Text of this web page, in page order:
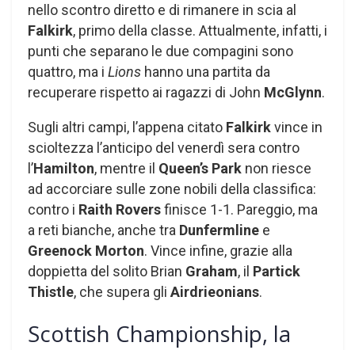
nello scontro diretto e di rimanere in scia al
Falkirk, primo della classe. Attualmente, infatti, i
punti che separano le due compagini sono
quattro, ma i Lions hanno una partita da
recuperare rispetto ai ragazzi di John McGlynn.
Sugli altri campi, l’appena citato Falkirkvince in
scioltezza l’anticipo del venerdì sera contro
l’Hamilton, mentre il Queen’s Park non riesce
ad accorciare sulle zone nobili della classifica:
contro i Raith Roversfinisce 1-1. Pareggio, ma
a reti bianche, anche tra Dunfermline e
Greenock Morton. Vince infine, grazie alla
doppietta del solito Brian Graham, il Partick
Thistle, che supera gli Airdrieonians.
Scottish Championship, la